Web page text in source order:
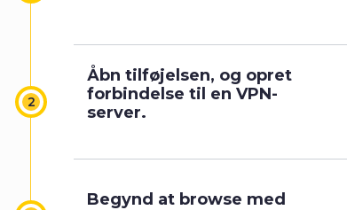
Åbn tilføjelsen, og opret
forbindelse til en VPN-
server.
Begynd at browse med